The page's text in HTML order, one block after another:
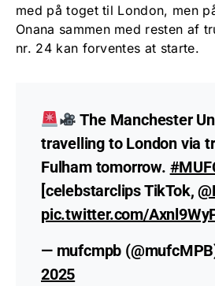
med på toget til London, men
Onana sammen med resten af
nr. 24 kan forventes at starte.
The Manchester
travelling to London via
Fulham tomorrow.
[celebstarclips TikTok,
pic.twitter.com/
— mufcmpb
2025